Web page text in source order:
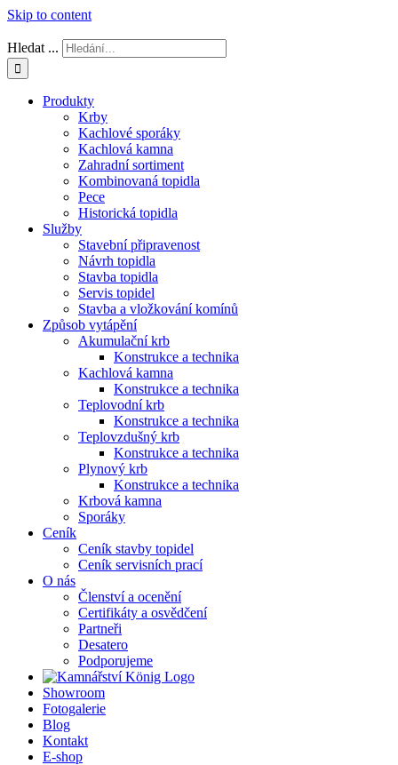
Skip to content
Hledat ...
Produkty
Krby
Kachlové sporáky
Kachlová kamna
Zahradní sortiment
Kombinovaná topidla
Pece
Historická topidla
Služby
Stavební připravenost
Návrh topidla
Stavba topidla
Servis topidel
Stavba a vložkování komínů
Způsob vytápění
Akumulační krb
Konstrukce a technika
Kachlová kamna
Konstrukce a technika
Teplovodní krb
Konstrukce a technika
Teplovzdušný krb
Konstrukce a technika
Plynový krb
Konstrukce a technika
Krbová kamna
Sporáky
Ceník
Ceník stavby topidel
Ceník servisních prací
O nás
Členství a ocenění
Certifikáty a osvědčení
Partneři
Desatero
Podporujeme
Showroom
Fotogalerie
Blog
Kontakt
E-shop